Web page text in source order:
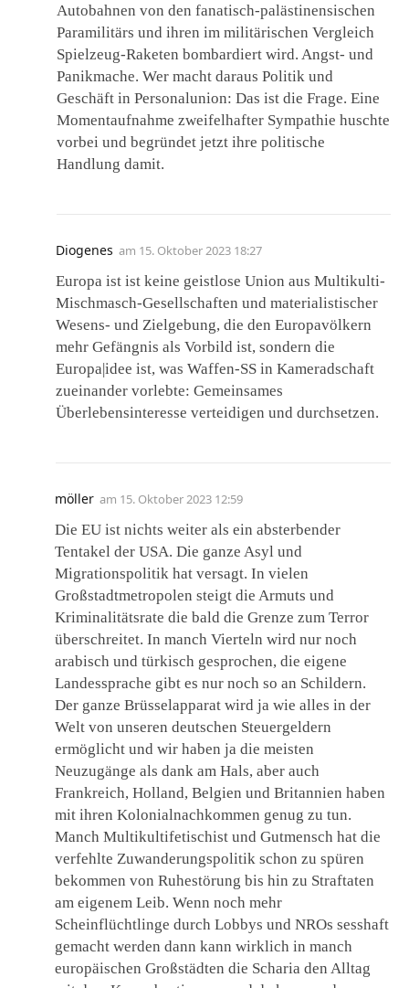
Autobahnen von den fanatisch-palästinensischen
Paramilitärs und ihren im militärischen Vergleich
Spielzeug-Raketen bombardiert wird. Angst- und
Panikmache. Wer macht daraus Politik und
Geschäft in Personalunion: Das ist die Frage. Eine
Momentaufnahme zweifelhafter Sympathie huschte
vorbei und begründet jetzt ihre politische
Handlung damit.
Diogenes am 15. Oktober 2023 18:27
Europa ist ist keine geistlose Union aus Multikulti-
Mischmasch-Gesellschaften und materialistischer
Wesens- und Zielgebung, die den Europavölkern
mehr Gefängnis als Vorbild ist, sondern die
Europa|idee ist, was Waffen-SS in Kameradschaft
zueinander vorlebte: Gemeinsames
Überlebensinteresse verteidigen und durchsetzen.
möller am 15. Oktober 2023 12:59
Die EU ist nichts weiter als ein absterbender
Tentakel der USA. Die ganze Asyl und
Migrationspolitik hat versagt. In vielen
Großstadtmetropolen steigt die Armuts und
Kriminalitätsrate die bald die Grenze zum Terror
überschreitet. In manch Vierteln wird nur noch
arabisch und türkisch gesprochen, die eigene
Landessprache gibt es nur noch so an Schildern.
Der ganze Brüsselapparat wird ja wie alles in der
Welt von unseren deutschen Steuergeldern
ermöglicht und wir haben ja die meisten
Neuzugänge als dank am Hals, aber auch
Frankreich, Holland, Belgien und Britannien haben
mit ihren Kolonialnachkommen genug zu tun.
Manch Multikultifetischist und Gutmensch hat die
verfehlte Zuwanderungspolitik schon zu spüren
bekommen von Ruhestörung bis hin zu Straftaten
am eigenem Leib. Wenn noch mehr
Scheinflüchtlinge durch Lobbys und NROs sesshaft
gemacht werden dann kann wirklich in manch
europäischen Großstädten die Scharia den Alltag